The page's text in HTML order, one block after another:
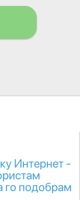
Интернет -
го подобрам